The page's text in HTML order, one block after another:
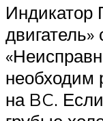
Индикатор
необходим
на BC.